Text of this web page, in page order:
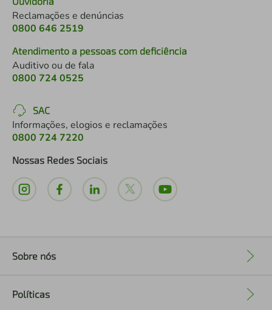
Reclamações e denúncias
0800 646 2519
Atendimento a pessoas com deficiência
Auditivo ou de fala
0800 724 0525
SAC
Informações, elogios e reclamações
0800 724 7220
Nossas Redes Sociais
Sobre nós
Políticas